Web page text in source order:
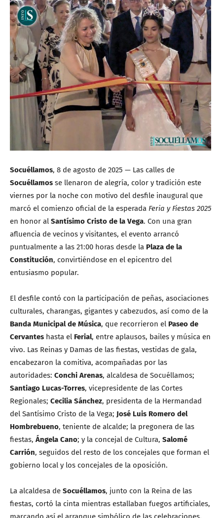
Socuéllamos, 8 de agosto de 2025 — Las calles de
Socuéllamos se llenaron de alegría, color y tradición este
viernes por la noche con motivo del desfile inaugural que
marcó el comienzo oficial de la esperada Feria y Fiestas 2025
en honor al Santísimo Cristo de la Vega. Con una gran
afluencia de vecinos y visitantes, el evento arrancó
puntualmente a las 21:00 horas desde la Plaza de la
Constitución, convirtiéndose en el epicentro del
entusiasmo popular.
El desfile contó con la participación de peñas, asociaciones
culturales, charangas, gigantes y cabezudos, así como de la
Banda Municipal de Música, que recorrieron el Paseo de
Cervantes hasta el Ferial, entre aplausos, bailes y música en
vivo. Las Reinas y Damas de las fiestas, vestidas de gala,
encabezaron la comitiva, acompañadas por las
autoridades: Conchi Arenas, alcaldesa de Socuéllamos;
Santiago Lucas-Torres, vicepresidente de las Cortes
Regionales; Cecilia Sánchez, presidenta de la Hermandad
del Santísimo Cristo de la Vega; José Luis Romero del
Hombrebueno, teniente de alcalde; la pregonera de las
fiestas, Ángela Cano; y la concejal de Cultura, Salomé
Carrión, seguidos del resto de los concejales que forman el
gobierno local y los concejales de la oposición.
La alcaldesa de Socuéllamos, junto con la Reina de las
fiestas, cortó la cinta mientras estallaban fuegos artificiales,